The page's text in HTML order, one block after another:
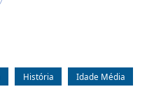
História Idade Média